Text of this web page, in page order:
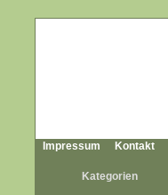
Impressum Kontakt
Kategorien